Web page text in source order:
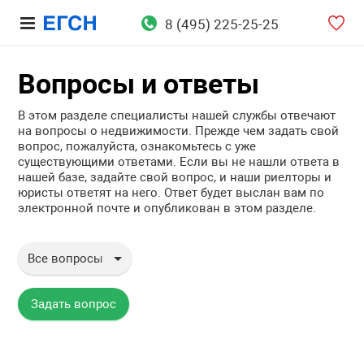
8 (495) 225-25-25
Вопросы и ответы
В этом разделе специалисты нашей службы отвечают
на вопросы о недвижимости. Прежде чем задать свой
вопрос, пожалуйста, ознакомьтесь с уже
существующими ответами. Если вы не нашли ответа в
нашей базе, задайте свой вопрос, и наши риелторы и
юристы ответят на него. Ответ будет выслан вам по
электронной почте и опубликован в этом разделе.
Все вопросы
Все вопросы
Вопросы юристу
Задать вопрос